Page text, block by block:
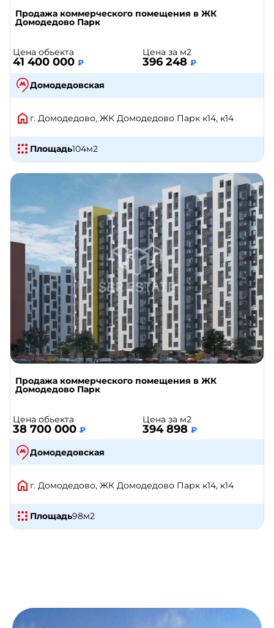
Продажа коммерческого помещения в ЖК
Домодедово Парк
Цена обьекта
41 400 000 ₽
Цена за м2
396 248 ₽
Домодедовская
г. Домодедово, ЖК Домодедово Парк к14, к14
Площадь104м2
Продажа коммерческого помещения в ЖК
Домодедово Парк
Цена обьекта
38 700 000 ₽
Цена за м2
394 898 ₽
Домодедовская
г. Домодедово, ЖК Домодедово Парк к14, к14
Площадь98м2